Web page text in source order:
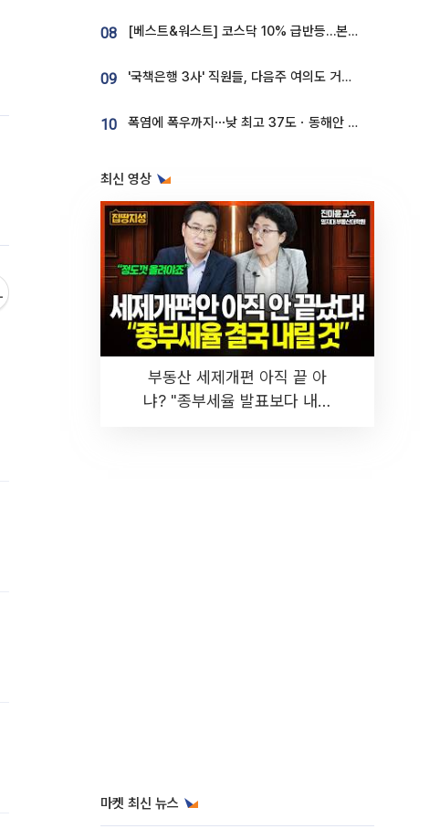
08 [베스트&워스트] 코스닥 10% 급반등…본느, 최대주주 변경 기대에 270% 폭등
09 '국책은행 3사' 직원들, 다음주 여의도 거리 나서는 까닭은
10 폭염에 폭우까지⋯낮 최고 37도ㆍ동해안 강한 비 [날씨]
최신 영상
부동산 세제개편 아직 끝 아
냐? "종부세율 발표보다 내릴
마켓 최신 뉴스